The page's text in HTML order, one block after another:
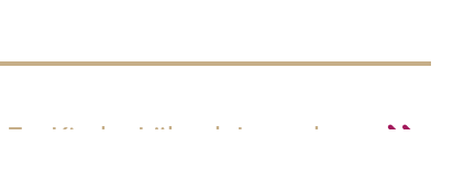
Kirche Lübeck-Lauenburg